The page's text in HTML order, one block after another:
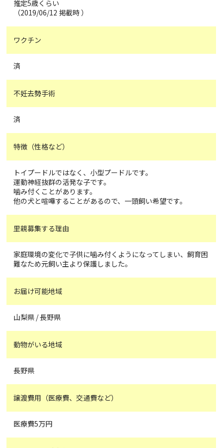
推定5歳くらい
（2019/06/12 掲載時 ）
ワクチン
済
不妊去勢手術
済
特徴（性格など）
トイプードルではなく、小型プードルです。
運動神経抜群の活発な子です。
噛み付くことがあります。
他の犬と喧嘩することがあるので、一頭飼い希望です。
里親募集する理由
家庭環境の変化で子供に噛み付くようになってしまい、飼育困
難なため元飼い主より保護しました。
お届け可能地域
山梨県 / 長野県
動物がいる地域
長野県
譲渡費用（医療費、交通費など）
医療費5万円